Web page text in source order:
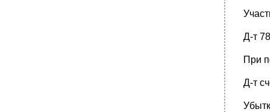
Д-т
При
Д-т